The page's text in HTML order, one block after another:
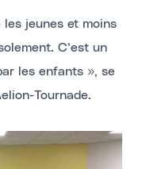
jeunes et moins
C’est un
les enfants », se
Tournade.